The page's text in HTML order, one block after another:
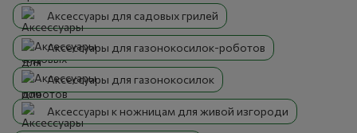
Аксессуары для садовых грилей
Аксессуары для газонокосилок-роботов
Аксессуары для газонокосилок
Аксессуары к ножницам для живой изгороди